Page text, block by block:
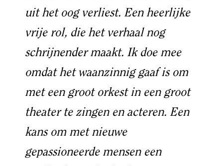
uit het oog verliest. Een heerlijke
vrije rol, die het verhaal nog
schrijnender maakt. Ik doe mee
omdat het waanzinnig gaaf is om
met een groot orkest in een groot
theater te zingen en acteren. Een
kans om met nieuwe
gepassioneerde mensen een